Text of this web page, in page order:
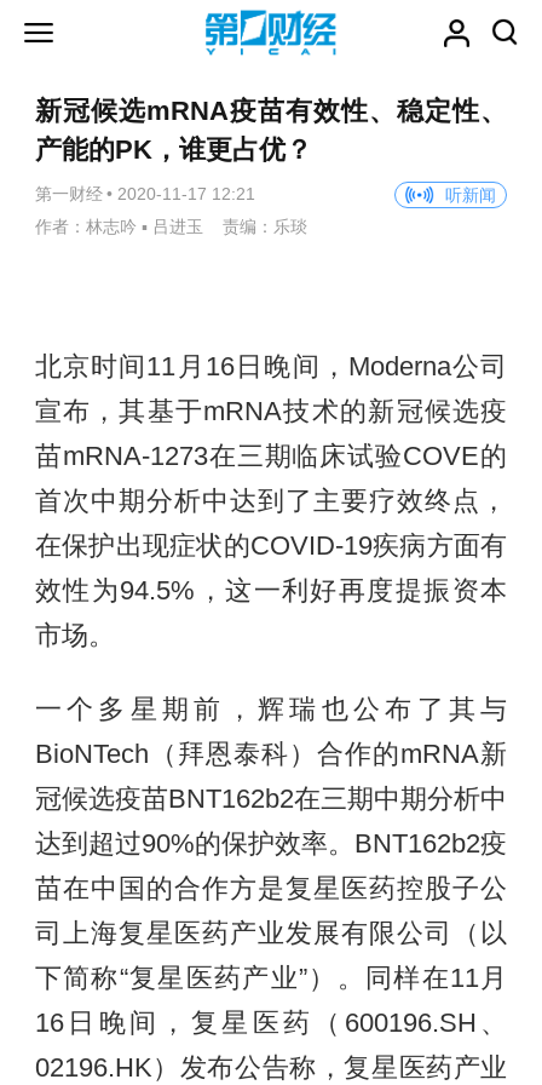
新冠候选mRNA疫苗有效性、稳定性、
产能的PK，谁更占优？
第一财经 • 2020-11-17 12:21
听新闻
作者：林志吟 ▪ 吕进玉 责编：乐琰
北京时间11月16日晚间，Moderna公司
宣布，其基于mRNA技术的新冠候选疫
苗mRNA-1273在三期临床试验COVE的
首次中期分析中达到了主要疗效终点，
在保护出现症状的COVID-19疾病方面有
效性为94.5%，这一利好再度提振资本
市场。
一个多星期前，辉瑞也公布了其与
BioNTech（拜恩泰科）合作的mRNA新
冠候选疫苗BNT162b2在三期中期分析中
达到超过90%的保护效率。BNT162b2疫
苗在中国的合作方是复星医药控股子公
司上海复星医药产业发展有限公司（以
下简称“复星医药产业”）。同样在11月
16日晚间，复星医药（600196.SH、
02196.HK）发布公告称，复星医药产业